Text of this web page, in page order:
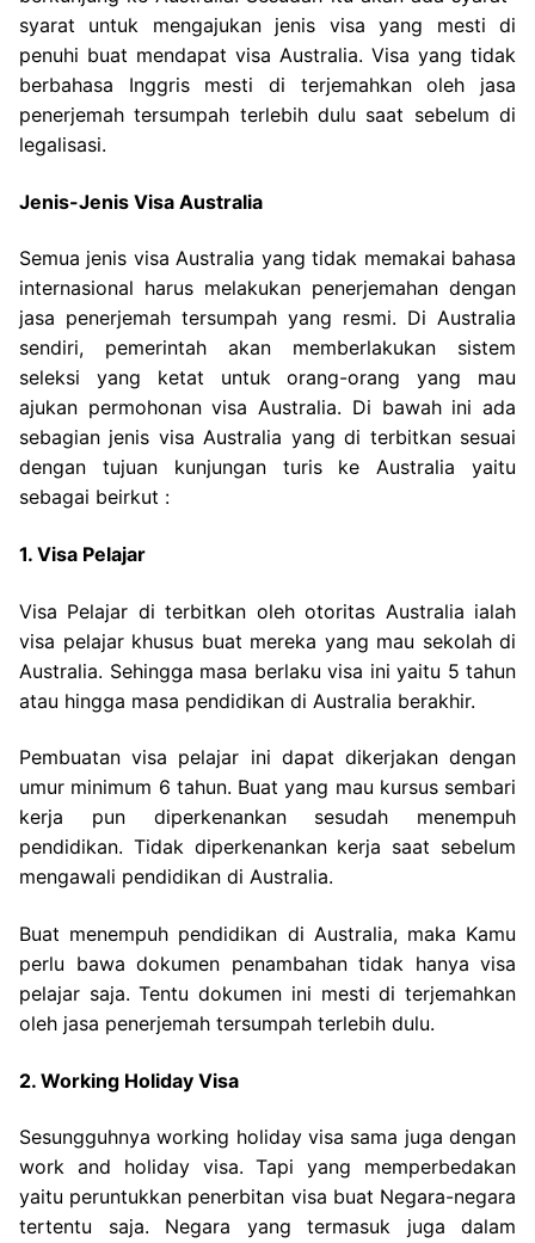
syarat untuk mengajukan jenis visa yang mesti di
penuhi buat mendapat visa Australia. Visa yang tidak
berbahasa Inggris mesti di terjemahkan oleh jasa
penerjemah tersumpah terlebih dulu saat sebelum di
legalisasi.
Jenis-Jenis Visa Australia
Semua jenis visa Australia yang tidak memakai bahasa
internasional harus melakukan penerjemahan dengan
jasa penerjemah tersumpah yang resmi. Di Australia
sendiri, pemerintah akan memberlakukan sistem
seleksi yang ketat untuk orang-orang yang mau
ajukan permohonan visa Australia. Di bawah ini ada
sebagian jenis visa Australia yang di terbitkan sesuai
dengan tujuan kunjungan turis ke Australia yaitu
sebagai beirkut :
1. Visa Pelajar
Visa Pelajar di terbitkan oleh otoritas Australia ialah
visa pelajar khusus buat mereka yang mau sekolah di
Australia. Sehingga masa berlaku visa ini yaitu 5 tahun
atau hingga masa pendidikan di Australia berakhir.
Pembuatan visa pelajar ini dapat dikerjakan dengan
umur minimum 6 tahun. Buat yang mau kursus sembari
kerja pun diperkenankan sesudah menempuh
pendidikan. Tidak diperkenankan kerja saat sebelum
mengawali pendidikan di Australia.
Buat menempuh pendidikan di Australia, maka Kamu
perlu bawa dokumen penambahan tidak hanya visa
pelajar saja. Tentu dokumen ini mesti di terjemahkan
oleh jasa penerjemah tersumpah terlebih dulu.
2. Working Holiday Visa
Sesungguhnya working holiday visa sama juga dengan
work and holiday visa. Tapi yang memperbedakan
yaitu peruntukkan penerbitan visa buat Negara-negara
tertentu saja. Negara yang termasuk juga dalam